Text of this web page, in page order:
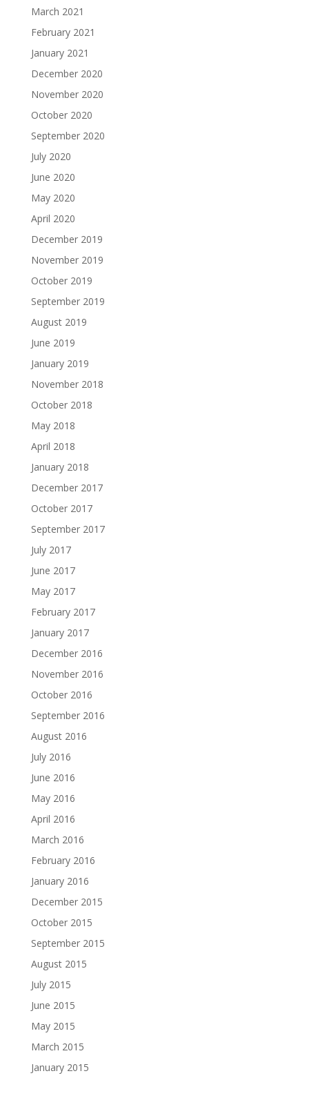
March 2021
February 2021
January 2021
December 2020
November 2020
October 2020
September 2020
July 2020
June 2020
May 2020
April 2020
December 2019
November 2019
October 2019
September 2019
August 2019
June 2019
January 2019
November 2018
October 2018
May 2018
April 2018
January 2018
December 2017
October 2017
September 2017
July 2017
June 2017
May 2017
February 2017
January 2017
December 2016
November 2016
October 2016
September 2016
August 2016
July 2016
June 2016
May 2016
April 2016
March 2016
February 2016
January 2016
December 2015
October 2015
September 2015
August 2015
July 2015
June 2015
May 2015
March 2015
January 2015